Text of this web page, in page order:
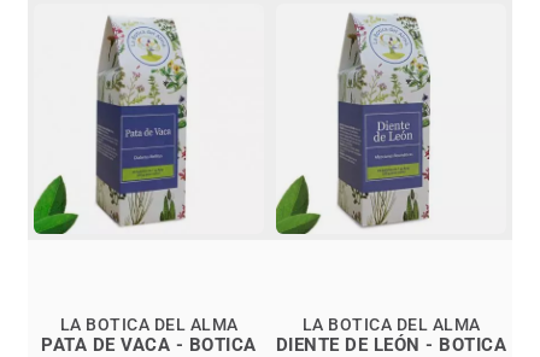
PATA DE VACA - BOTICA
LA BOTICA DEL ALMA
DIENTE DE LEÓN - BOTICA
LA BOTICA DEL ALMA